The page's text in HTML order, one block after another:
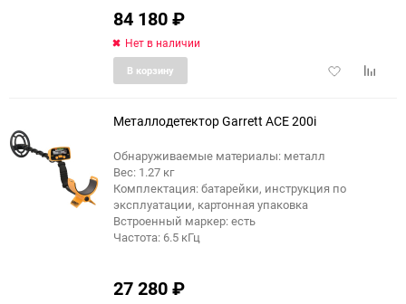
84 180₽
Нет в наличии
Добавить
В корзину
Металлодетектор Garrett ACE 200i
Обнаруживаемые материалы: металл
Вес: 1.27 кг
Комплектация: батарейки, инструкция по
эксплуатации, картонная упаковка
Встроенный маркер: есть
Частота: 6.5 кГц
27 280₽